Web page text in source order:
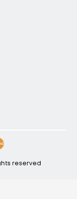
reserved